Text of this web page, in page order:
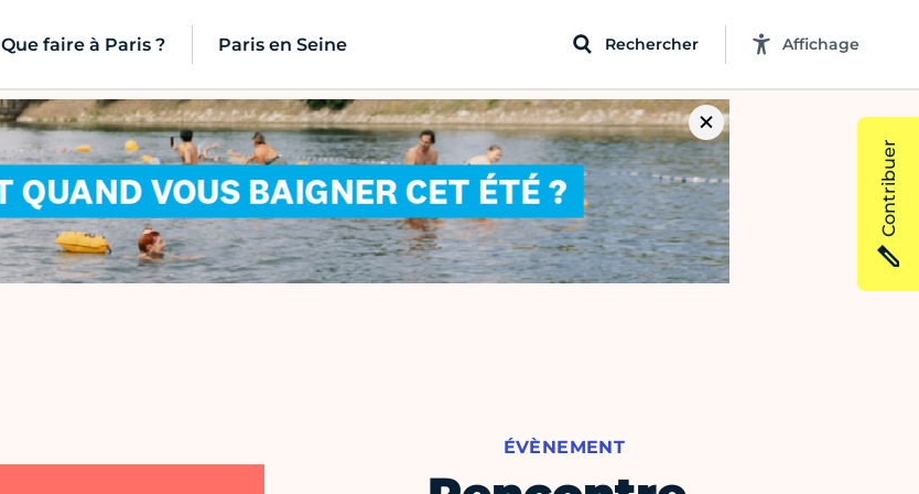
Que faire à Paris ? Paris en Seine Rechercher Affichage
ÉVÈNEMENT
Contribuer